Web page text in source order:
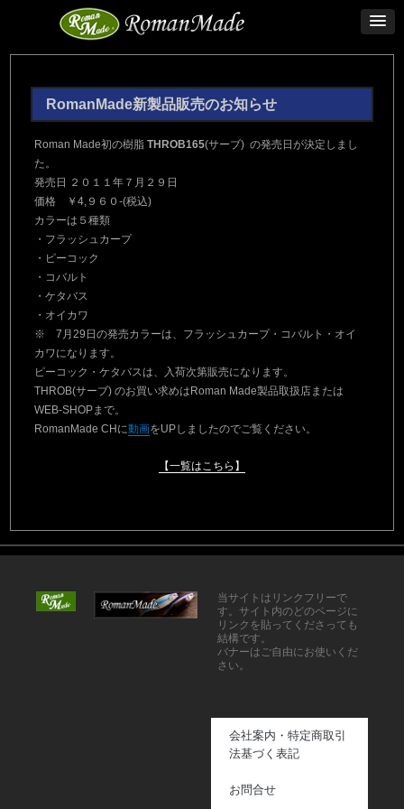
RomanMade新製品販売のお知らせ
Roman Made初の樹脂THROB165(サーブ) の発売日が決定しまし
た。
発売日 ２０１１年７月２９日
価格 ￥4,９６０-(税込)
カラーは５種類
・フラッシュカープ
・ピーコック
・コバルト
・ケタバス
・オイカワ
※ 7月29日の発売カラーは、フラッシュカープ・コバルト・オイ
カワになります。
ピーコック・ケタバスは、入荷次第販売になります。
THROB(サーブ) のお買い求めはRoman Made製品取扱店または
WEB-SHOPまで。
RomanMade CHに動画をUPしましたのでご覧ください。
【一覧はこちら】
当サイトはリンクフリーで
す。サイト内のどのページに
リンクを貼ってくださっても
結構です。
バナーはご自由にお使いくだ
さい。
会社案内・特定商取引
法基づく表記
お問合せ